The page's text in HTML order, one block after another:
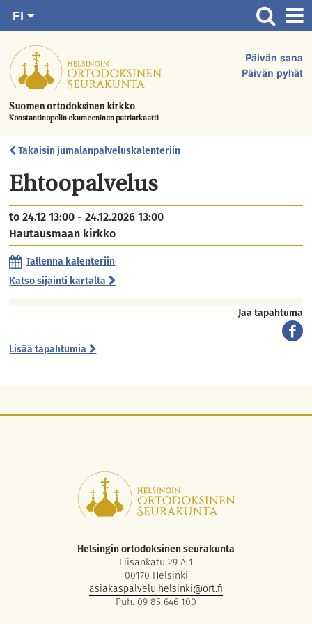
suoraan
sisältöön.
Suomen ortodoksinen kirkko
Konstantinopolin ekumeeninen patriarkaatti
Päivän sana
Päivän pyhät
FI
SV
EN
UA
Etusivu
Ajankohtaista
Juhlat & toimitukset
Kirkot
Apua & tukea
Tule mukaan
Hautausmaa
Yhteystiedot
Takaisin jumalanpalveluskalenteriin
Ehtoopalvelus
to 24.12 13:00 - 24.12.2026 13:00
Hautausmaan kirkko
Tallenna kalenteriin
Katso sijainti kartalta
Jaa tapahtuma
Lisää tapahtumia
Helsingin ortodoksinen seurakunta
Liisankatu 29 A 1
00170 Helsinki
asiakaspalvelu.helsinki@ort.fi
Puh. 09 85 646 100